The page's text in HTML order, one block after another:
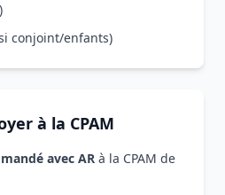
conjoint/enfants)
à la CPAM
avec AR à la CPAM de